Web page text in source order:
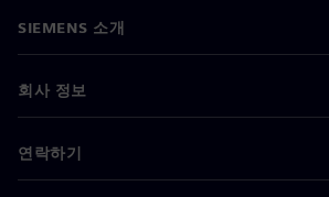
SIEMENS 소개
회사 정보
연락하기